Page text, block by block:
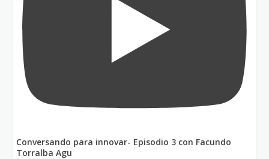
Conversando para innovar- Episodio 3 con Facundo
Torralba Agu